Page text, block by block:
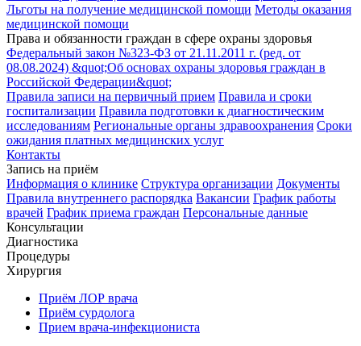
Льготы на получение медицинской помощи Методы оказания
медицинской помощи
Права и обязанности граждан в сфере охраны здоровья
Федеральный закон №323-ФЗ от 21.11.2011 г. (ред. от
08.08.2024) &quot;Об основах охраны здоровья граждан в
Российской Федерации&quot;
Правила записи на первичный прием Правила и сроки
госпитализации Правила подготовки к диагностическим
исследованиям Региональные органы здравоохранения Сроки
ожидания платных медицинских услуг
Контакты
Запись на приём
Информация о клинике Структура организации Документы
Правила внутреннего распорядка Вакансии График работы
врачей График приема граждан Персональные данные
Консультации
Диагностика
Процедуры
Хирургия
Приём ЛОР врача
Приём сурдолога
Прием врача-инфекциониста